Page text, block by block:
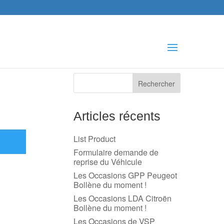
Articles récents
List Product
Formulaire demande de
reprise du Véhicule
Les Occasions GPP Peugeot
Bollène du moment !
Les Occasions LDA Citroën
Bollène du moment !
Les Occasions de VSP